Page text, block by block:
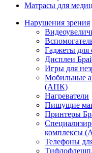
Матрасы для
Нарушения зрения
Гаджеты для
Дисплеи
Игры для
Мобильные
(АПК)
Нагреватели
Пишущие
Принтеры
комплексы
Телефоны